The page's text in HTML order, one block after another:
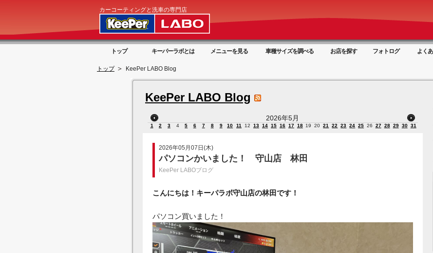
カーコーティングと洗車の専門店
トップ キーパーラボとは メニューを見る 車種サイズを調べる お店を探す フォトログ よく
トップ KeePer LABO Blog
KeePer LABO Blog
2026年5月
1 2 3 4 5 6 7 8 9 10 11 12 13 14 15 16 17 18 19 20 21 22 23 24 25 26 27 28 29 30 31
2026年05月07日(木)
パソコンかいました！ 守山店 林田
KeePer LABOブログ
こんにちは！キーパラボ守山店の林田です！
パソコン買いました！